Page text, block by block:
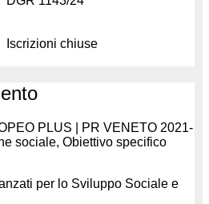
Iscrizioni chiuse
PLUS | PR VENETO 2021-
sociale, Obiettivo specifico
per lo Sviluppo Sociale e